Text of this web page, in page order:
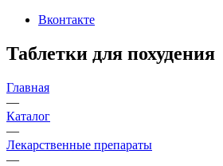
Вконтакте
Таблетки для похудения
Главная
—
Каталог
—
Лекарственные препараты
—